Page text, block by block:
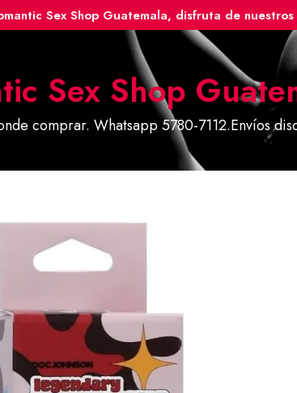
Sex Shop Guatemala, disfruta de
Sex Shop
comprar. Whatsapp 5780-7112.Envíos